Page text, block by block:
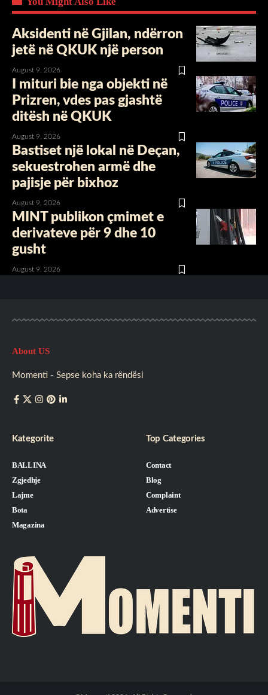
Aksidenti në Gjilan, ndërron
jetë në QKUK një person
August 9, 2026
I mituri bie nga objekti në
Prizren, vdes pas gjashtë
ditësh në QKUK
August 9, 2026
Bastiset një lokal në Deçan,
sekuestrohen armë dhe
pajisje për bixhoz
August 9, 2026
MINT publikon çmimet e
derivateve për 9 dhe 10
gusht
August 9, 2026
About US
Momenti - Sepse koha ka rëndësi
Kategorite
BALLINA
Zgjedhje
Lajme
Bota
Magazina
Top Categories
Contact
Blog
Complaint
Advertise